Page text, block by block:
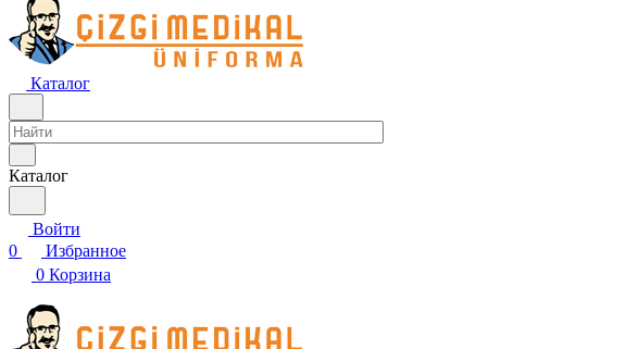
Каталог
Каталог
Войти
0
Избранное
0 Корзина